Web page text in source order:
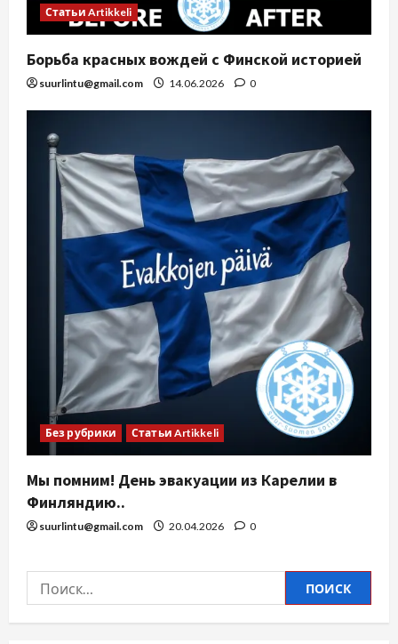
Статьи Artikkeli
Борьба красных вождей с Финской историей
suurlintu@gmail.com 14.06.2026 0
Без рубрики Статьи Artikkeli
Мы помним! День эвакуации из Карелии в
Финляндию..
suurlintu@gmail.com 20.04.2026 0